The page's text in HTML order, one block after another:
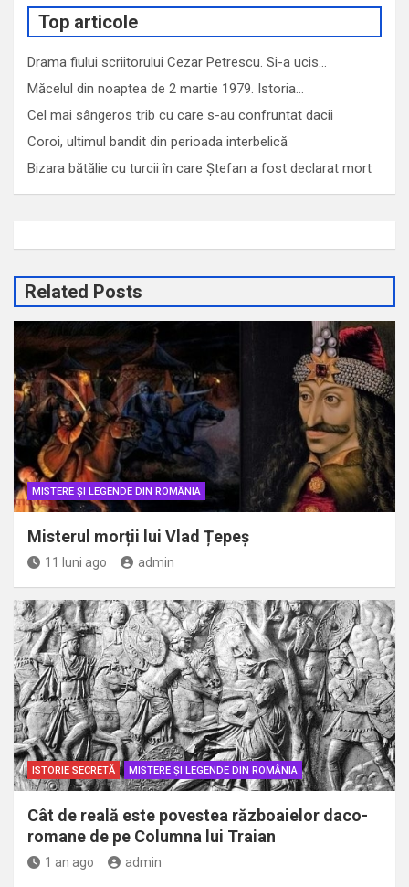
Top articole
Drama fiului scriitorului Cezar Petrescu. Si-a ucis…
Măcelul din noaptea de 2 martie 1979. Istoria…
Cel mai sângeros trib cu care s-au confruntat dacii
Coroi, ultimul bandit din perioada interbelică
Bizara bătălie cu turcii în care Ștefan a fost declarat mort
Related Posts
MISTERE ȘI LEGENDE DIN ROMÂNIA
Misterul morții lui Vlad Țepeș
11 luni ago admin
ISTORIE SECRETĂ MISTERE ȘI LEGENDE DIN ROMÂNIA
Cât de reală este povestea războaielor daco-
romane de pe Columna lui Traian
1 an ago admin